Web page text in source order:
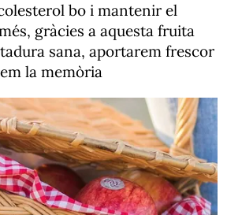
bo i mantenir el
gràcies a aquesta fruita
sana, aportarem frescor
la memòria